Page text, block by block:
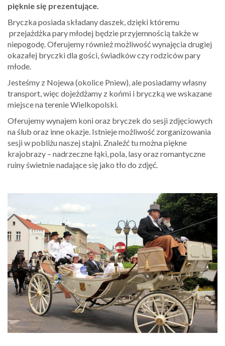
pięknie się prezentujące.
Bryczka posiada składany daszek, dzięki któremu
przejażdżka pary młodej będzie przyjemnością także w
niepogodę. Oferujemy również możliwość wynajęcia drugiej
okazałej bryczki dla gości, świadków czy rodziców pary
młode.
Jesteśmy z Nojewa (okolice Pniew), ale posiadamy własny
transport, więc dojeżdżamy z końmi i bryczką we wskazane
miejsce na terenie Wielkopolski.
Oferujemy wynajem koni oraz bryczek do sesji zdjęciowych
na ślub oraz inne okazje. Istnieje możliwość zorganizowania
sesji w pobliżu naszej stajni. Znaleźć tu można piękne
krajobrazy – nadrzeczne łąki, pola, lasy oraz romantyczne
ruiny świetnie nadające się jako tło do zdjęć.